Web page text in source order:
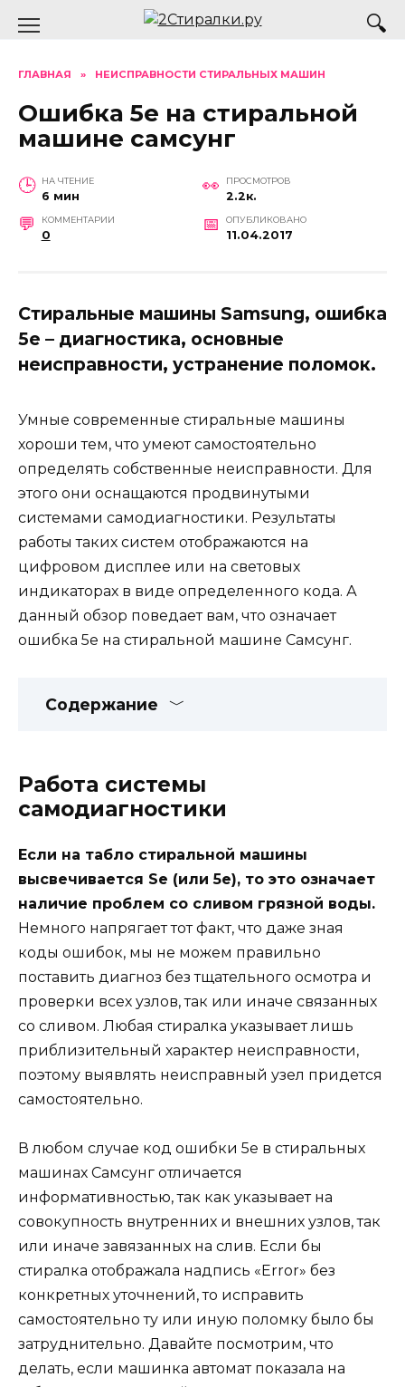
ГЛАВНАЯ » НЕИСПРАВНОСТИ СТИРАЛЬНЫХ МАШИН
Ошибка 5е на стиральной
машине самсунг
НА ЧТЕНИЕ
6 мин
ПРОСМОТРОВ
2.2к.
КОММЕНТАРИИ
0
ОПУБЛИКОВАНО
11.04.2017
Стиральные машины Samsung, ошибка
5e – диагностика, основные
неисправности, устранение поломок.
Умные современные стиральные машины
хороши тем, что умеют самостоятельно
определять собственные неисправности. Для
этого они оснащаются продвинутыми
системами самодиагностики. Результаты
работы таких систем отображаются на
цифровом дисплее или на световых
индикаторах в виде определенного кода. А
данный обзор поведает вам, что означает
ошибка 5e на стиральной машине Самсунг.
Содержание
Работа системы
самодиагностики
Если на табло стиральной машины
высвечивается Se (или 5e), то это означает
наличие проблем со сливом грязной воды.
Немного напрягает тот факт, что даже зная
коды ошибок, мы не можем правильно
поставить диагноз без тщательного осмотра и
проверки всех узлов, так или иначе связанных
со сливом. Любая стиралка указывает лишь
приблизительный характер неисправности,
поэтому выявлять неисправный узел придется
самостоятельно.
В любом случае код ошибки 5e в стиральных
машинах Самсунг отличается
информативностью, так как указывает на
совокупность внутренних и внешних узлов, так
или иначе завязанных на слив. Если бы
стиралка отображала надпись «Error» без
конкретных уточнений, то исправить
самостоятельно ту или иную поломку было бы
затруднительно. Давайте посмотрим, что
делать, если машинка автомат показала на